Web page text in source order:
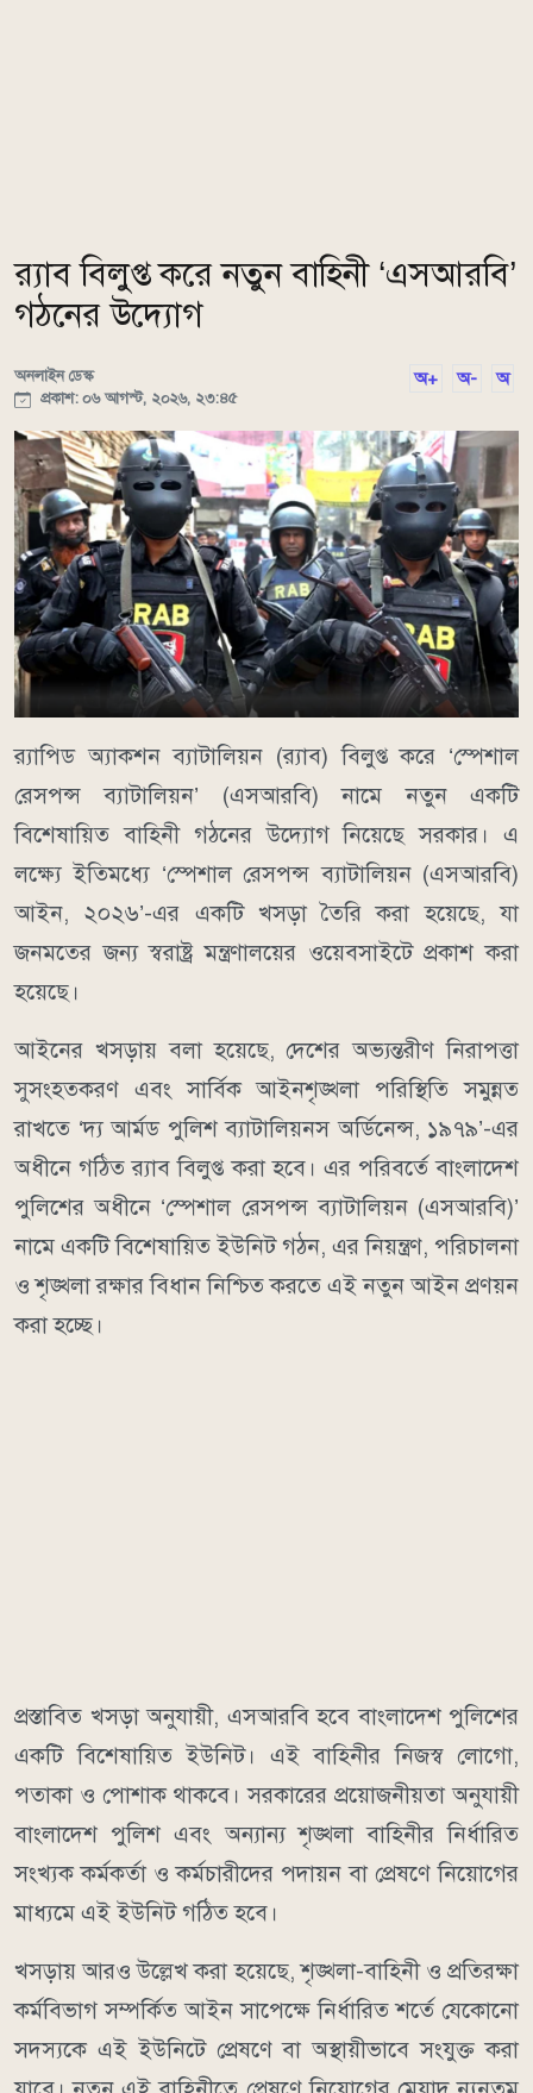
র‌্যাব বিলুপ্ত করে নতুন বাহিনী ‘এসআরবি’
গঠনের উদ্যোগ
অনলাইন ডেস্ক
প্রকাশ: ০৬ আগস্ট, ২০২৬, ২৩:৪৫
অ+ অ- অ
র‌্যাপিড অ্যাকশন ব্যাটালিয়ন (র‌্যাব) বিলুপ্ত করে ‘স্পেশাল
রেসপন্স ব্যাটালিয়ন’ (এসআরবি) নামে নতুন একটি
বিশেষায়িত বাহিনী গঠনের উদ্যোগ নিয়েছে সরকার। এ
লক্ষ্যে ইতিমধ্যে ‘স্পেশাল রেসপন্স ব্যাটালিয়ন (এসআরবি)
আইন, ২০২৬’-এর একটি খসড়া তৈরি করা হয়েছে, যা
জনমতের জন্য স্বরাষ্ট্র মন্ত্রণালয়ের ওয়েবসাইটে প্রকাশ করা
হয়েছে।
আইনের খসড়ায় বলা হয়েছে, দেশের অভ্যন্তরীণ নিরাপত্তা
সুসংহতকরণ এবং সার্বিক আইনশৃঙ্খলা পরিস্থিতি সমুন্নত
রাখতে ‘দ্য আর্মড পুলিশ ব্যাটালিয়নস অর্ডিনেন্স, ১৯৭৯’-এর
অধীনে গঠিত র‍্যাব বিলুপ্ত করা হবে। এর পরিবর্তে বাংলাদেশ
পুলিশের অধীনে ‘স্পেশাল রেসপন্স ব্যাটালিয়ন (এসআরবি)’
নামে একটি বিশেষায়িত ইউনিট গঠন, এর নিয়ন্ত্রণ, পরিচালনা
ও শৃঙ্খলা রক্ষার বিধান নিশ্চিত করতে এই নতুন আইন প্রণয়ন
করা হচ্ছে।
প্রস্তাবিত খসড়া অনুযায়ী, এসআরবি হবে বাংলাদেশ পুলিশের
একটি বিশেষায়িত ইউনিট। এই বাহিনীর নিজস্ব লোগো,
পতাকা ও পোশাক থাকবে। সরকারের প্রয়োজনীয়তা অনুযায়ী
বাংলাদেশ পুলিশ এবং অন্যান্য শৃঙ্খলা বাহিনীর নির্ধারিত
সংখ্যক কর্মকর্তা ও কর্মচারীদের পদায়ন বা প্রেষণে নিয়োগের
মাধ্যমে এই ইউনিট গঠিত হবে।
খসড়ায় আরও উল্লেখ করা হয়েছে, শৃঙ্খলা-বাহিনী ও প্রতিরক্ষা
কর্মবিভাগ সম্পর্কিত আইন সাপেক্ষে নির্ধারিত শর্তে যেকোনো
সদস্যকে এই ইউনিটে প্রেষণে বা অস্থায়ীভাবে সংযুক্ত করা